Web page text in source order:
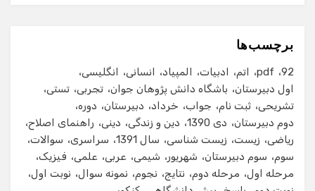
برچسب‌ها
92
pdf اتم ادبیات المپیاد انسانی
انگلیسی
اول دبیرستان
باشگاه دانش پژوهان جوان تجربی تستی
تشریحی ثبت نام جواب خرداد دبیرستان
دوره
دوم دبیرستان
دی 1390 دین و زندگی دینی
راهنمای اصلاح
ریاضی
زیست زیست شناسی سال 1391 سراسری
سوالات
سوم
سوم دبیرستان شهریور شیمی عربی علمی
فیزیک
مرحله اول
مرحله دوم نتایج نجوم نمونه سوال
نوبت اول